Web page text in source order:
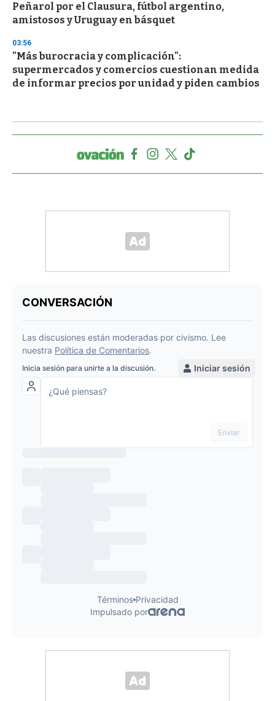
Peñarol por el Clausura, fútbol argentino,
amistosos y Uruguay en básquet
03:56
"Más burocracia y complicación":
supermercados y comercios cuestionan medida
de informar precios por unidad y piden cambios